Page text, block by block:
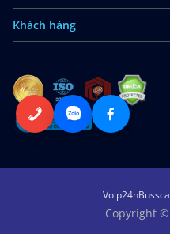
Khách hàng
Voip24h
Copyright